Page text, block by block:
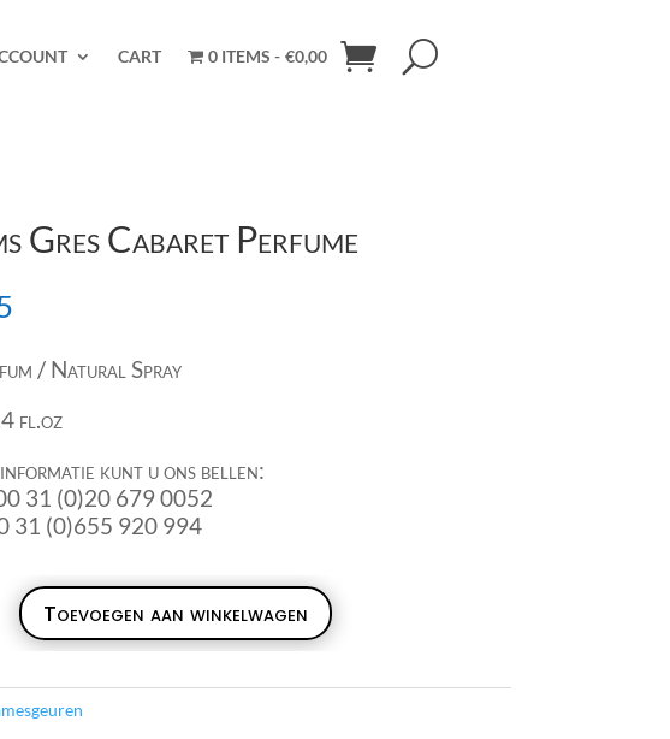
CART 0 ITEMS €0,00
Gres Cabaret Perfume
/ Natural Spray
fl.oz
kunt u ons bellen:
31 (0)20 679 0052
31 (0)655 920 994
Toevoegen aan winkelwagen